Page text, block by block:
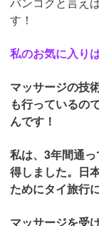
す！
私のお気に入り
マッサージの技
も行っているの
んです！
私は、3年間通
得しました。日
ためにタイ旅行
マッサージを受